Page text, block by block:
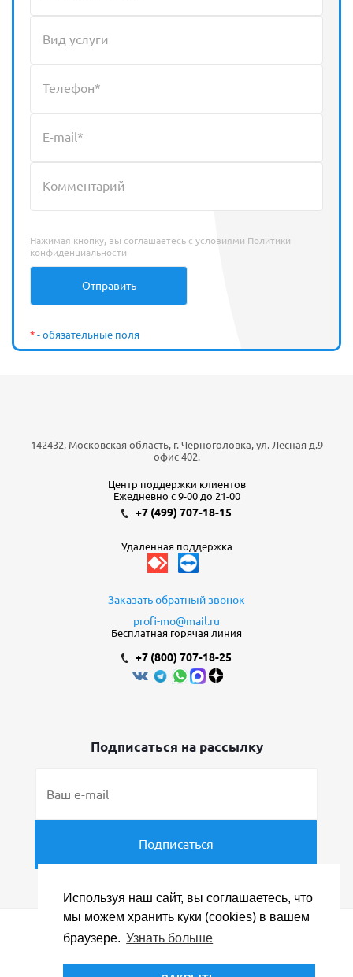
Используя наш сайт, вы соглашаетесь, что
мы можем хранить куки (cookies) в вашем
браузере. Узнать больше
Нажимая кнопку, вы соглашаетесь с условиями Политики
конфиденциальности
* - обязательные поля
142432, Московская область, г. Черноголовка, ул. Лесная д.9
офис 402.
Центр поддержки клиентов
Ежедневно с 9-00 до 21-00
+7 (499) 707-18-15
Удаленная поддержка
Заказать обратный звонок
profi-mo@mail.ru
Бесплатная горячая линия
+7 (800) 707-18-25
Подписаться на рассылку
© «ПРОФИ Менеджер», ИНН 5031082309, 2008 - 2026
Политика конфиденциальности